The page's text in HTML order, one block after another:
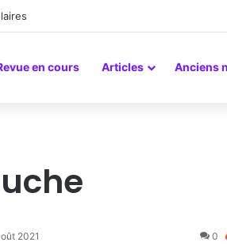
en cours Articles Anciens
2021 0